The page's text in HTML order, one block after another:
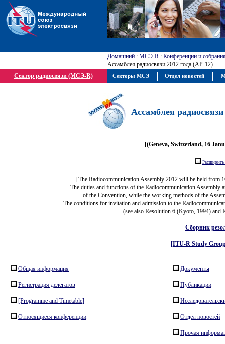
Домашний : МСЭ-R : Конференции и
Ассамблея радиосвязи 2012 года (АР-12)
Сектор радиосвязи (МСЭ-R)
Ассамблея
[(Geneva, Switzerland, 16
Расширить
[The Radiocommunication Assembly 2012 will be held from
The duties and functions of the Radiocommunication
of the Convention, while the working methods of the
The conditions for invitation and admission to the
(see also Resolution 6 (Kyoto, 1994) and
Сборник
[ITU-R Study
Общая информация
Регистрация делегатов
[Programme and Timetable]
Относящиеся конференции
Документы
Публикации
Отдел новостей
Прочая
Секторы МСЭ Отдел новостей